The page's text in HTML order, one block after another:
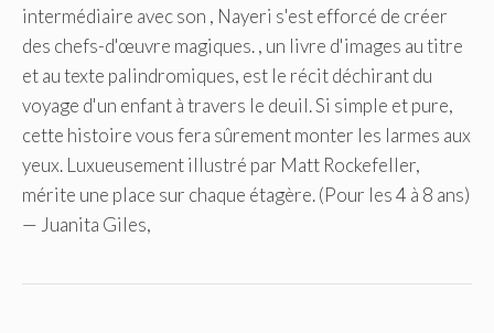
intermédiaire avec son , Nayeri s'est efforcé de créer
des chefs-d'œuvre magiques. , un livre d'images au titre
et au texte palindromiques, est le récit déchirant du
voyage d'un enfant à travers le deuil. Si simple et pure,
cette histoire vous fera sûrement monter les larmes aux
yeux. Luxueusement illustré par Matt Rockefeller,
mérite une place sur chaque étagère. (Pour les 4 à 8 ans)
— Juanita Giles,